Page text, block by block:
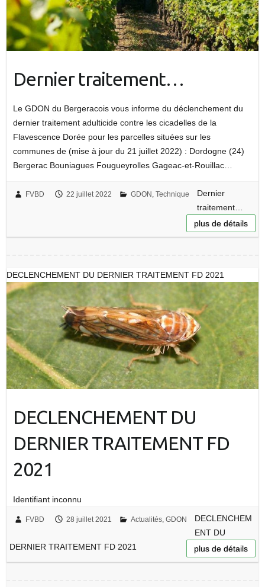
Dernier traitement…
Le GDON du Bergeracois vous informe du déclenchement du
dernier traitement adulticide contre les cicadelles de la
Flavescence Dorée pour les parcelles situées sur les
communes de (mise à jour du 21 juillet 2022) : Dordogne (24)
Bergerac Bouniagues Fougueyrolles Gageac-et-Rouillac…
FVBD 22 juillet 2022 GDON , Technique
Dernier
traitement…
plus de détails
DECLENCHEMENT DU DERNIER TRAITEMENT FD 2021
DECLENCHEMENT DU
DERNIER TRAITEMENT FD
2021
Identifiant inconnu
FVBD 28 juillet 2021 Actualités, GDON
DECLENCHEM
ENT DU
DERNIER TRAITEMENT FD 2021
plus de détails